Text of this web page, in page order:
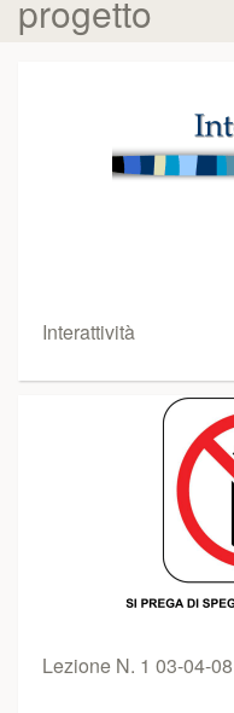
progetto
Interattività
Lezione N. 1 03-04-08